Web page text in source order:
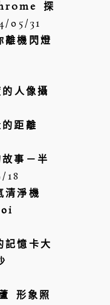
探
05/31
機閃燈
人像攝
距離
事－半
18
淨機
憶卡大
形象照